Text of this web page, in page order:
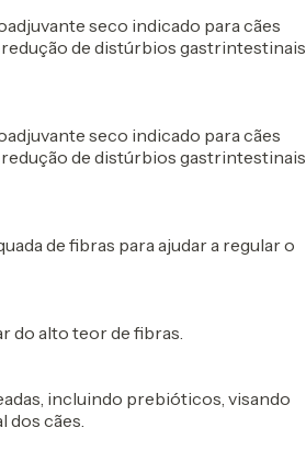
seco indicado para cães
de distúrbios gastrintestinais
seco indicado para cães
de distúrbios gastrintestinais
de fibras para ajudar a regular o
do alto teor de fibras.
incluindo prebióticos, visando
cães.